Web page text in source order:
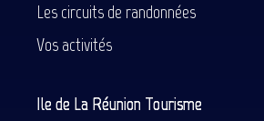
Les circuits de randonnées
Vos activités
Ile de La Réunion Tourisme